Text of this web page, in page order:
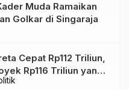
Muda Ramaikan
Golkar di Singaraja
Cepat Rp112 Triliun,
Rp116 Triliun yang